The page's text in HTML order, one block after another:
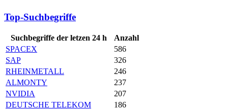
Top-Suchbegriffe
Suchbegriffe der letzen 24 h
Anzahl
SPACEX
586
SAP
326
RHEINMETALL
246
ALMONTY
237
NVIDIA
207
DEUTSCHE TELEKOM
186